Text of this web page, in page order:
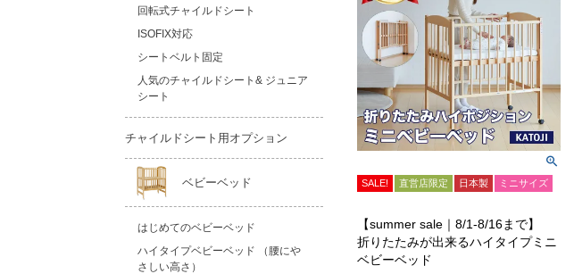
回転式チャイルドシート
ISOFIX対応
シートベルト固定
人気のチャイルドシート& ジュニア
シート
チャイルドシート用オプション
ベビーベッド
はじめてのベビーベッド
ハイタイプベビーベッド （腰にや
さしい高さ）
SALE! 直営店限定 日本製 ミニサイズ
【summer sale｜8/1-8/16まで】
折りたたみが出来るハイタイプミニ
ベビーベッド